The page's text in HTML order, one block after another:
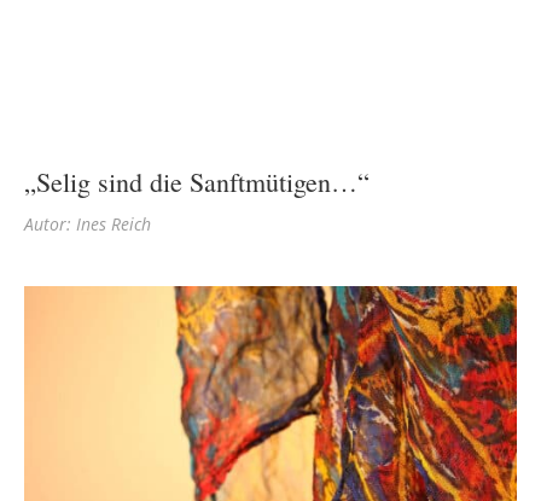
„Selig sind die Sanftmütigen…“
Autor: Ines Reich